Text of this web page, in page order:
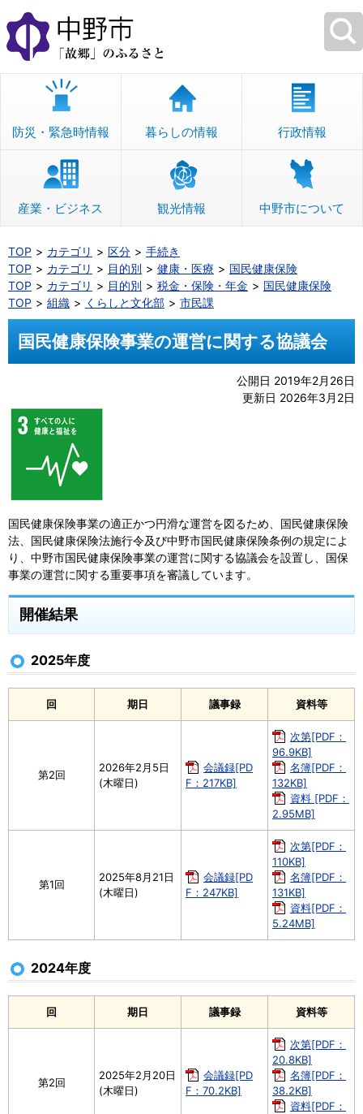
本
文
へ
移
防災・緊急時情報 暮らしの情報 行政情報
産業・ビジネス 観光情報 中野市について
TOP カテゴリ 区分
手続き
TOP
カテゴリ 目的別 健康・医療
国民健康保険
TOP
カテゴリ 目的別 税金・保険・年金
国民健康保険
TOP
組織 くらしと文化部 市民課
国民健康保険事業の運営に関する協議会
公開日 2019年2月26日
更新日 2026年3月2日
国民健康保険事業の適正かつ円滑な運営を図るため、国民健康保険
法、国民健康保険法施行令及び中野市国民健康保険条例の規定によ
り、中野市国民健康保険事業の運営に関する協議会を設置し、国保
事業の運営に関する重要事項を審議しています。
開催結果
2025年度
回 期日 議事録 資料等
第2回
2026年2月5日
(木曜日)
会議録[PD
F：217KB]
次第[PDF：
96.9KB]
名簿[PDF：
132KB]
資料 [PDF：
2.95MB]
第1回
2025年8月21日
(木曜日)
会議録[PD
F：247KB]
次第[PDF：
110KB]
名簿[PDF：
131KB]
資料[PDF：
5.24MB]
2024年度
回 期日 議事録 資料等
第2回
2025年2月20日
(木曜日)
会議録[PD
F：70.2KB]
次第[PDF：
20.8KB]
名簿[PDF：
38.2KB]
資料[PDF：